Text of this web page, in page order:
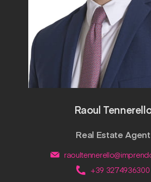
Raoul
Real Estate Agent
+39 3274936300